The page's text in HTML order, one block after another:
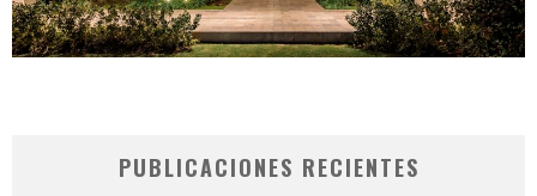
PUBLICACIONES RECIENTES